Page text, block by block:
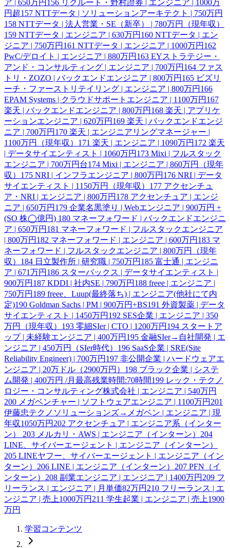
ア | 650万円 156 リクルート・野村證券 | エンジニア | 1000万
円超157 NTTデータ | ソリューションアーキテクト | 750万円
158 NTTデータ | 法人営業・SE（新卒） | 780万円（現年収）
159 NTTデータ | エンジニア | 630万円 160 NTTデータ | エン
ジニア | 750万円 161 NTTデータ | エンジニア | 1000万円 162
PwC/デロイト | エンジニア | 880万円 163 EYストラテジー・
アンド・コンサルティング | エンジニア | 700万円 164 ファス
トリ・ZOZO | バックエンドエンジニア | 800万円 165 ビズリ
ーチ・ファーストリテイリング | エンジニア | 800万円 166
EPAM Systems | クラウドサポートエンジニア | 1100万円 167
楽天 | バックエンドエンジニア | 800万円 168 楽天 | アプリケ
ーションエンジニア | 620万円 169 楽天 | バックエンドエンジ
ニア | 700万円 170 楽天 | エンジニアリングマネージャー |
1100万円（現年収） 171 楽天 | エンジニア | 1090万円 172 楽天
| データサイエンティスト | 1060万円 173 Mixi | フルスタック
エンジニア | 700万円台174 Mixi | エンジニア | 860万円（現年
収） 175 NRI | インフラエンジニア | 800万円 176 NRI | データ
サイエンティスト | 1150万円（現年収） 177 アクセンチュ
ア・NRI | エンジニア | 800万円 178 アクセンチュア | エンジ
ニア | 650万円 179 企業名黒塗り | Webエンジニア | 900万円 +
(SO 株◯億円) 180 マネーフォワード | バックエンドエンジニ
ア | 650万円 181 マネーフォワード | フルスタックエンジニア
| 800万円 182 マネーフォワード | エンジニア | 600万円 183 マ
ネーフォワード | フルスタックエンジニア | 800万円（現年
収） 184 日立製作所 | 研究職 | 750万円 185 富士通 | エンジニ
ア | 671万円 186 スターバックス | データサイエンティスト |
900万円 187 KDDI | 社内SE | 790万円 188 freee | エンジニア |
750万円 189 freee、Luup(最終落ち) | エンジニア(他社にて内
定)190 Goldman Sachs | PM | 900万円+BS191 外資製薬 | データ
サイエンティスト | 1450万円 192 SES企業 | エンジニア | 350
万円（現年収） 193 零細SIer | CTO | 1200万円 194 スタートア
ップ | 未経験エンジニア | 400万円 195 金融SIer→自社開発 | エ
ンジニア | 450万円（SIer時代） 196 SaaS企業 | SRE(Site
Reliability Engineer) | 700万円 197 非公開企業 | ハードウェアエ
ンジニア | 20万ドル（2900万円） 198 ブラック企業 | システ
ム開発 | 400万円 /月最高残業時間:70時間199 レック・テクノ
ロジー・コンサルティング株式会社 | エンジニア | 540万円
200 メガベンチャー | ソフトウェアエンジニア | 1100万円 201
伊藤忠テクノソリューションズ→メガベン | エンジニア | 現
年収1050万円 202 アクセンチュア | エンジニア系（インター
ン） 203 メルカリ・AWS | エンジニア（インターン） 204
LINE、サイバーエージェント | エンジニア（インターン）
205 LINEヤフー、サイバーエージェント | エンジニア（イン
ターン） 206 LINE | エンジニア（インターン） 207 PFN（イ
ンターン） 208 副業エンジニア | エンジニア | 1400万円 209 フ
リーランス | エンジニア | 月単価82万円 210 フリーランス | エ
ンジニア | 売上1000万円 211 学生起業 | エンジニア | 売上1900
万円
学習コンテンツ